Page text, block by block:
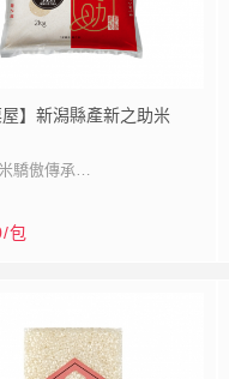
屋】新潟縣產新之助米
驕傲傳承
全新品種
基因承襲
包